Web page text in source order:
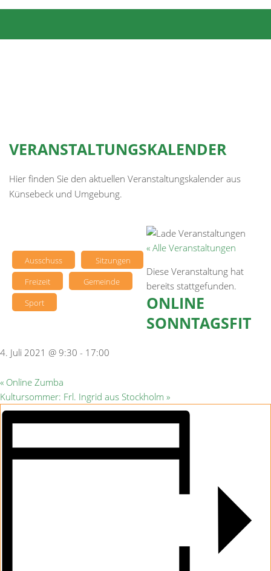
VERANSTALTUNGSKALENDER
Hier finden Sie den aktuellen Veranstaltungskalender aus
Künsebeck und Umgebung.
Ausschuss
Sitzungen
Freizeit
Gemeinde
Sport
« Alle Veranstaltungen
Diese Veranstaltung hat
bereits stattgefunden.
ONLINE
SONNTAGSFIT
4. Juli 2021 @ 9:30 - 17:00
« Online Zumba
Kultursommer: Frl. Ingrid aus Stockholm »